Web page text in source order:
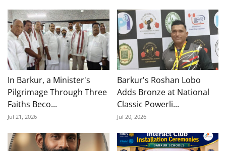
In Barkur, a Minister's
Pilgrimage Through Three
Faiths Beco...
Jul 21, 2026
Barkur's Roshan Lobo
Adds Bronze at National
Classic Powerli...
Jul 20, 2026